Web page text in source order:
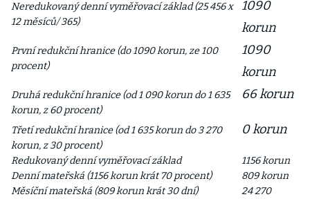
Neredukovaný denní vyměřovací základ (25 456 x
12 měsíců/ 365)
1090
korun
První redukční hranice(do 1090 korun, ze 100
procent)
1090
korun
Druhá redukční hranice (od 1 090 korun do 1 635
korun, z 60 procent)
66 korun
Třetí redukční hranice (od 1 635 korun do 3 270
korun, z 30 procent)
0 korun
Redukovaný denní vyměřovací základ
1156 korun
Denní mateřská (1156 korun krát 70 procent)
809 korun
Měsíční mateřská (809 korun krát 30 dní)
24 270